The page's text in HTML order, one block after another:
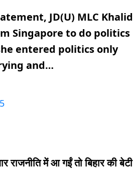
JD(U) MLC Khalid
Singapore to do politics
entered politics only
and…
राजनीति में आ गईं तो बिहार की बेटी